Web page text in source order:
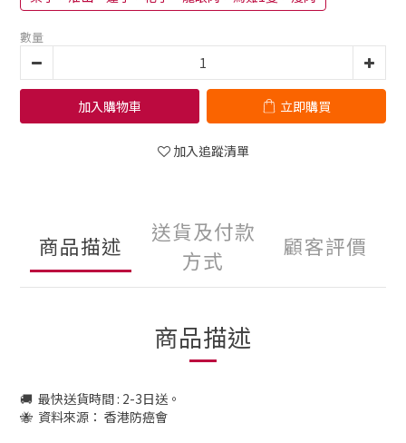
數量
加入購物車 立即購買
加入追蹤清單
商品描述
送貨及付款
方式
顧客評價
商品描述
🚚 最快送貨時間 : 2-3日送。
🐝 資料來源： 香港防癌會